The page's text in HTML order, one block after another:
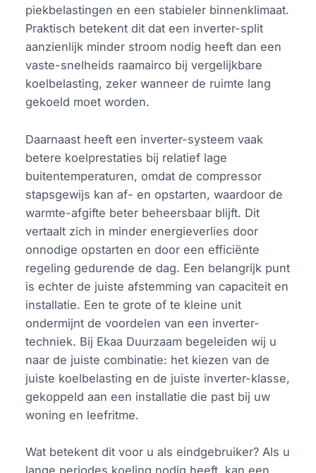
piekbelastingen en een stabieler binnenklimaat.
Praktisch betekent dit dat een inverter-split
aanzienlijk minder stroom nodig heeft dan een
vaste-snelheids raamairco bij vergelijkbare
koelbelasting, zeker wanneer de ruimte lang
gekoeld moet worden.
Daarnaast heeft een inverter-systeem vaak
betere koelprestaties bij relatief lage
buitentemperaturen, omdat de compressor
stapsgewijs kan af- en opstarten, waardoor de
warmte-afgifte beter beheersbaar blijft. Dit
vertaalt zich in minder energieverlies door
onnodige opstarten en door een efficiënte
regeling gedurende de dag. Een belangrijk punt
is echter de juiste afstemming van capaciteit en
installatie. Een te grote of te kleine unit
ondermijnt de voordelen van een inverter-
techniek. Bij Ekaa Duurzaam begeleiden wij u
naar de juiste combinatie: het kiezen van de
juiste koelbelasting en de juiste inverter-klasse,
gekoppeld aan een installatie die past bij uw
woning en leefritme.
Wat betekent dit voor u als eindgebruiker? Als u
lange periodes koeling nodig heeft, kan een